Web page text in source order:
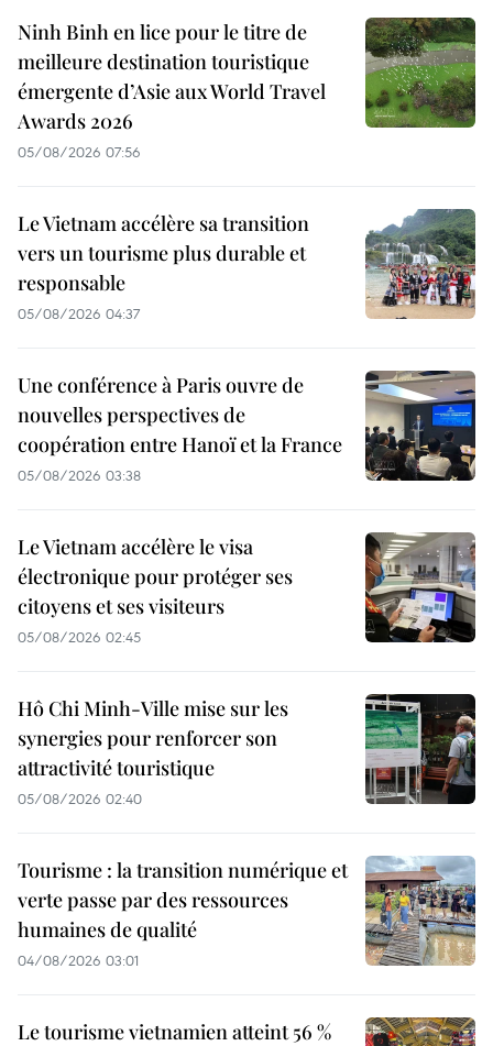
Ninh Binh en lice pour le titre de
meilleure destination touristique
émergente d’Asie aux World Travel
Awards 2026
05/08/2026 07:56
Le Vietnam accélère sa transition
vers un tourisme plus durable et
responsable
05/08/2026 04:37
Une conférence à Paris ouvre de
nouvelles perspectives de
coopération entre Hanoï et la France
05/08/2026 03:38
Le Vietnam accélère le visa
électronique pour protéger ses
citoyens et ses visiteurs
05/08/2026 02:45
Hô Chi Minh-Ville mise sur les
synergies pour renforcer son
attractivité touristique
05/08/2026 02:40
Tourisme : la transition numérique et
verte passe par des ressources
humaines de qualité
04/08/2026 03:01
Le tourisme vietnamien atteint 56 %